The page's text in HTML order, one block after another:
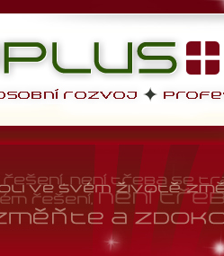
osobní